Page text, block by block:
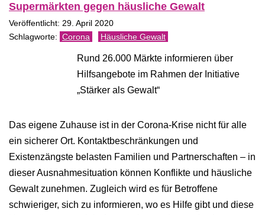
Supermärkten gegen häusliche Gewalt
Veröffentlicht: 29. April 2020
Corona Häusliche Gewalt
Rund 26.000 Märkte informieren über
Hilfsangebote im Rahmen der Initiative
„Stärker als Gewalt“
Das eigene Zuhause ist in der Corona-Krise nicht für alle
ein sicherer Ort. Kontaktbeschränkungen und
Existenzängste belasten Familien und Partnerschaften – in
dieser Ausnahmesituation können Konflikte und häusliche
Gewalt zunehmen. Zugleich wird es für Betroffene
schwieriger, sich zu informieren, wo es Hilfe gibt und diese